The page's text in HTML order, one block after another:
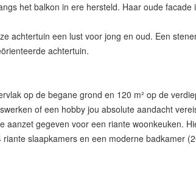
het balkon in ere hersteld. Haar oude
achtertuin een lust voor jong en oud. Een
achtertuin.
op de begane grond en 120 m² op de
of een hobby jou absolute aandacht
gegeven voor een riante woonkeuken.
slaapkamers en een moderne badkamer